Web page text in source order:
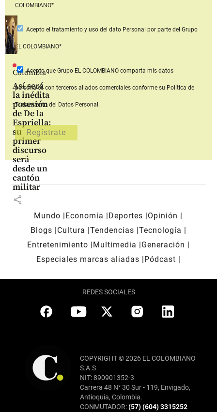
Colombia
Así será
la inédita
posesión
de De la
Espriella:
su
primer
discurso
será
desde un
cantón
militar
share
COLOMBIANO*
Acepto el tratamiento y uso del dato Personal por parte del Grupo
EL COLOMBIANO*
Acepto que Grupo EL COLOMBIANOcomparta mis datos
personales con terceros aliados comerciales conforme su Política de
Tratamiento del Datos Personal.
Mundo Economía Deportes
Opinión
Blogs
Cultura Tendencias Tecnología
Entretenimiento
Multimedia
Generación
Especiales marcas aliadas
Pódcast
REDES SOCIALES
COPYRIGHT © 2026 EL COLOMBIANO
S.A.S
NIT: 890901352-3
Carrera 48 N° 30 Sur - 119, Envigado,
Antioquia, Colombia.
CONMUTADOR:(57) (604) 3315252